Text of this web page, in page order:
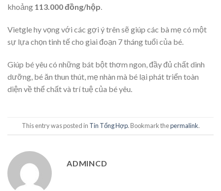
khoảng 113.000 đồng/hộp.
Vietgle hy vọng với các gợi ý trên sẽ giúp các bà mẹ có một
sự lựa chọn tinh tế cho giai đoạn 7 tháng tuổi của bé.
Giúp bé yêu có những bát bột thơm ngon, đầy đủ chất dinh
dưỡng, bé ăn thun thút, mẹ nhàn mà bé lại phát triển toàn
diện về thể chất và trí tuệ của bé yêu.
This entry was posted in Tin Tổng Hợp. Bookmark thepermalink.
ADMINCD